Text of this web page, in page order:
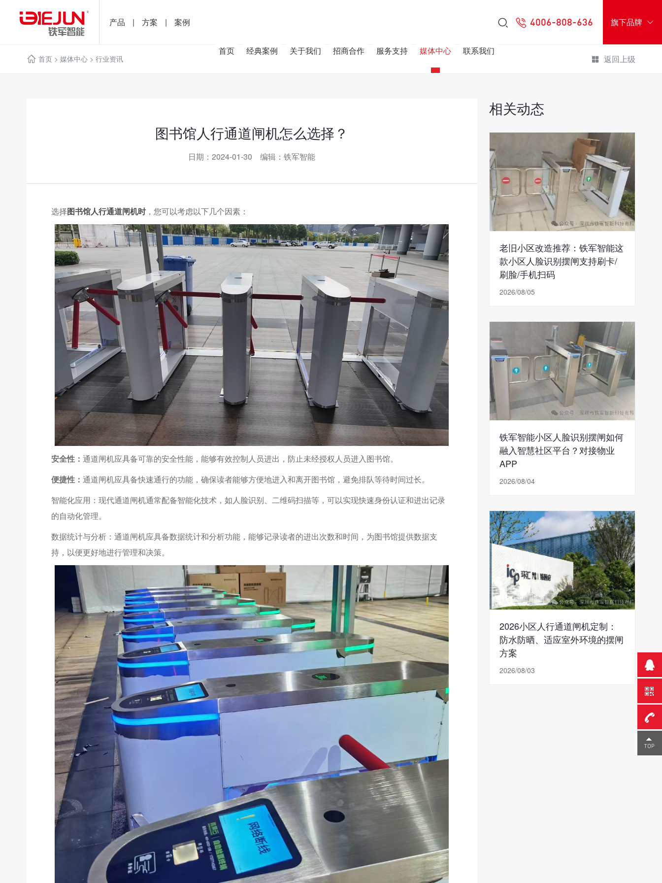
产品 | 方案 | 案例 旗下品牌
4006-808-636
首页 经典案例 关于我们 招商合作 服务支持 媒体中心 联系我们
首页> 媒体中心> 行业资讯 返回上级
图书馆人行通道闸机怎么选择？
日期：2024-01-30 编辑：铁军智能
选择图书馆人行通道闸机时，您可以考虑以下几个因素：
安全性： 通道闸机应具备可靠的安全性能，能够有效控制人员进出，防止未经授权人员进入图书馆。
便捷性： 通道闸机应具备快速通行的功能，确保读者能够方便地进入和离开图书馆，避免排队等待时间过长。
智能化应用：现代通道闸机通常配备智能化技术，如人脸识别、二维码扫描等，可以实现快速身份认证和进出记录
的自动化管理。
数据统计与分析：通道闸机应具备数据统计和分析功能，能够记录读者的进出次数和时间，为图书馆提供数据支
持，以便更好地进行管理和决策。
相关动态
老旧小区改造推荐：铁军智能这
款小区人脸识别摆闸支持刷卡/
刷脸/手机扫码
2026/08/05
铁军智能小区人脸识别摆闸如何
融入智慧社区平台？对接物业
APP
2026/08/04
2026小区人行通道闸机定制：
防水防晒、适应室外环境的摆闸
方案
2026/08/03
0755-